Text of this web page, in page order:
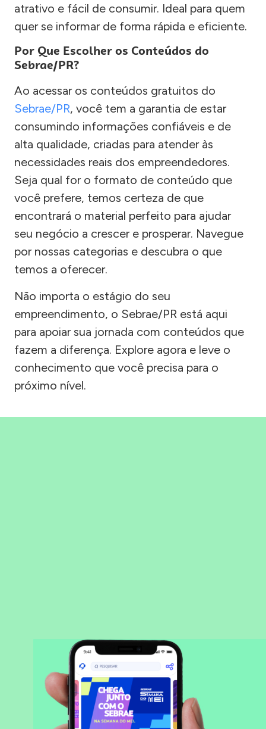
atrativo e fácil de consumir. Ideal para quem
quer se informar de forma rápida e eficiente.
Por Que Escolher os Conteúdos do
Sebrae/PR?
Ao acessar os conteúdos gratuitos do
Sebrae/PR, você tem a garantia de estar
consumindo informações confiáveis e de
alta qualidade, criadas para atender às
necessidades reais dos empreendedores.
Seja qual for o formato de conteúdo que
você prefere, temos certeza de que
encontrará o material perfeito para ajudar
seu negócio a crescer e prosperar. Navegue
por nossas categorias e descubra o que
temos a oferecer.
Não importa o estágio do seu
empreendimento, o Sebrae/PR está aqui
para apoiar sua jornada com conteúdos que
fazem a diferença. Explore agora e leve o
conhecimento que você precisa para o
próximo nível.